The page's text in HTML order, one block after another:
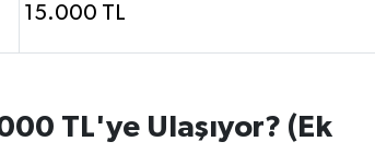
15.000 TL
TL'ye Ulaşıyor? (Ek